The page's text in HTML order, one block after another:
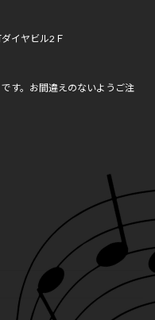
イヤビル2Ｆ
です。お間違えのないようご注